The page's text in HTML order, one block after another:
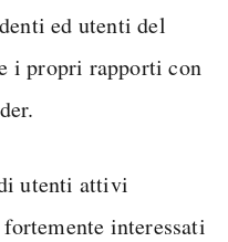
ed utenti del
i propri rapporti con
utenti attivi
interessati